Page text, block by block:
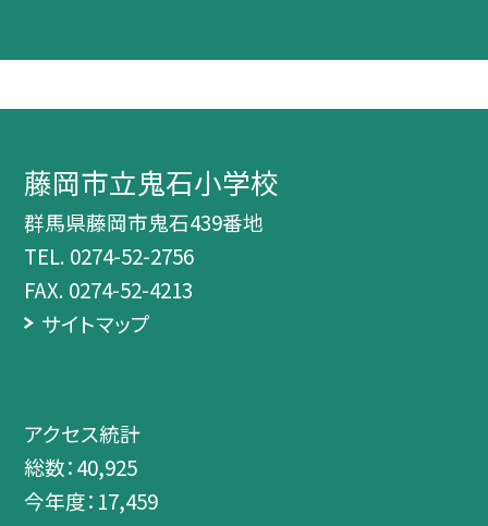
藤岡市立鬼石小学校
群馬県藤岡市鬼石439番地
TEL. 0274-52-2756
FAX. 0274-52-4213
サイトマップ
アクセス統計
総数：40,925
今年度： 17,459